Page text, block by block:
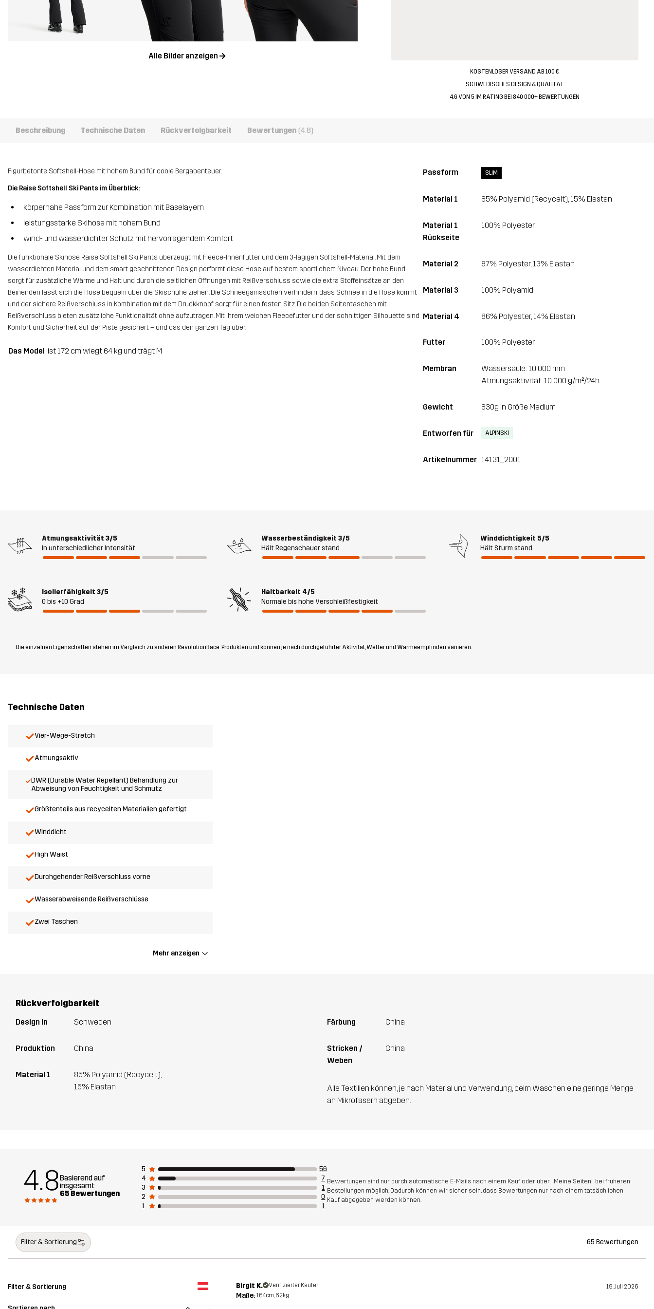
Alle Bilder anzeigen
KOSTENLOSER VERSAND AB 100 €
SCHWEDISCHES DESIGN & QUALITÄT
4.6 VON 5 IM RATING BEI 840 000+ BEWERTUNGEN
Beschreibung Technische Daten Rückverfolgbarkeit Bewertungen (4.8)
Figurbetonte Softshell-Hose mit hohem Bund für coole Bergabenteuer.
Die Raise Softshell Ski Pants im Überblick:
körpernahe Passform zur Kombination mit Baselayern
leistungsstarke Skihose mit hohem Bund
wind- und wasserdichter Schutz mit hervorragendem Komfort
Die funktionale Skihose Raise Softshell Ski Pants überzeugt mit Fleece-Innenfutter und dem 3-lagigen Softshell-Material. Mit dem
wasserdichten Material und dem smart geschnittenen Design performt diese Hose auf bestem sportlichem Niveau. Der hohe Bund
sorgt für zusätzliche Wärme und Halt und durch die seitlichen Öffnungen mit Reißverschluss sowie die extra Stoffeinsätze an den
Beinenden lässt sich die Hose bequem über die Skischuhe ziehen. Die Schneegamaschen verhindern, dass Schnee in die Hose kommt
und der sichere Reißverschluss in Kombination mit dem Druckknopf sorgt für einen festen Sitz. Die beiden Seitentaschen mit
Reißverschluss bieten zusätzliche Funktionalität ohne aufzutragen. Mit ihrem weichen Fleecefutter und der schnittigen Silhouette sind
Komfort und Sicherheit auf der Piste gesichert – und das den ganzen Tag über.
Das Model ist 172 cm wiegt 64 kg und trägt M
Passform SLIM
Material 1 85% Polyamid (Recycelt), 15% Elastan
Material 1
Rückseite
100% Polyester
Material 2 87% Polyester, 13% Elastan
Material 3 100% Polyamid
Material 4 86% Polyester, 14% Elastan
Futter 100% Polyester
Membran
Wassersäule: 10 000 mm
Atmungsaktivität: 10 000 g/m²/24h
Gewicht 830g in Größe Medium
Entworfen für ALPINSKI
Artikelnummer 14131_2001
Atmungsaktivität 3/5
In unterschiedlicher Intensität
Wasserbeständigkeit 3/5
Hält Regenschauer stand
Winddichtigkeit 5/5
Hält Sturm stand
Isolierfähigkeit 3/5
0 bis +10 Grad
Haltbarkeit 4/5
Normale bis hohe Verschleißfestigkeit
Die einzelnen Eigenschaften stehen im Vergleich zu anderen RevolutionRace-Produkten und können je nach durchgeführter Aktivität, Wetter und Wärmeempfinden variieren.
Technische Daten
Vier-Wege-Stretch
Atmungsaktiv
DWR (Durable Water Repellant) Behandlung zur
Abweisung von Feuchtigkeit und Schmutz
Größtenteils aus recycelten Materialien gefertigt
Winddicht
High Waist
Durchgehender Reißverschluss vorne
Wasserabweisende Reißverschlüsse
Zwei Taschen
Mehr anzeigen
Rückverfolgbarkeit
Design in Schweden
Produktion China
Material 1
85% Polyamid (Recycelt),
15% Elastan
Färbung China
Stricken /
Weben
China
Alle Textilien können, je nach Material und Verwendung, beim Waschen eine geringe Menge
an Mikrofasern abgeben.
4.8Basierend auf
insgesamt
65 Bewertungen
5
56
4
7
3
1
2
0
1
1
Bewertungen sind nur durch automatische E-Mails nach einem Kauf oder über „Meine Seiten“ bei früheren
Bestellungen möglich. Dadurch können wir sicher sein, dass Bewertungen nur nach einem tatsächlichen
Kauf abgegeben werden können.
Filter & Sortierung 65 Bewertungen
Filter & Sortierung Birgit K. Verifizierter Käufer 19. Juli 2026
Maße: 164cm, 62kg